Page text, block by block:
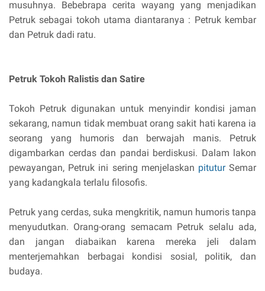
musuhnya. Bebebrapa cerita wayang yang menjadikan
Petruk sebagai tokoh utama diantaranya : Petruk kembar
dan Petruk dadi ratu.
Petruk Tokoh Ralistis dan Satire
Tokoh Petruk digunakan untuk menyindir kondisi jaman
sekarang, namun tidak membuat orang sakit hati karena ia
seorang yang humoris dan berwajah manis. Petruk
digambarkan cerdas dan pandai berdiskusi. Dalam lakon
pewayangan, Petruk ini sering menjelaskan pituturSemar
yang kadangkala terlalu filosofis.
Petruk yang cerdas, suka mengkritik, namun humoris tanpa
menyudutkan. Orang-orang semacam Petruk selalu ada,
dan jangan diabaikan karena mereka jeli dalam
menterjemahkan berbagai kondisi sosial, politik, dan
budaya.